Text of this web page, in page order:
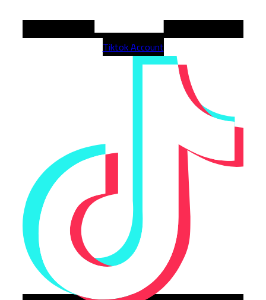
Tiktok Account